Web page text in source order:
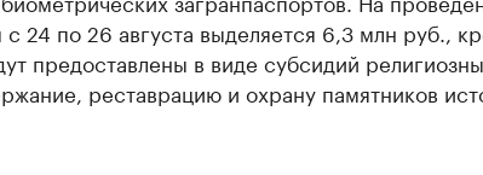
24 по 26 августа выделяется 6,3 млн руб.,
предоставлены в виде субсидий
реставрацию и охрану памятников